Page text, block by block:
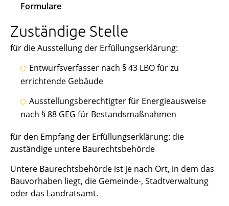
Formulare
Zuständige Stelle
für die Ausstellung der Erfüllungserklärung:
Entwurfsverfasser nach § 43 LBO für zu
errichtende Gebäude
Ausstellungsberechtigter für Energieausweise
nach § 88 GEG für Bestandsmaßnahmen
für den Empfang der Erfüllungserklärung: die
zuständige untere Baurechtsbehörde
Untere Baurechtsbehörde ist je nach Ort, in dem das
Bauvorhaben liegt, die Gemeinde-, Stadtverwaltung
oder das Landratsamt.